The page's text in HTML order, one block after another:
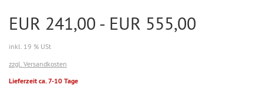
EUR 241,00 - EUR 555,00
inkl. 19 % USt
zzgl. Versandkosten
Lieferzeit ca. 7-10 Tage